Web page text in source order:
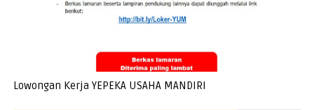
Lowongan Kerja YEPEKA USAHA MANDIRI